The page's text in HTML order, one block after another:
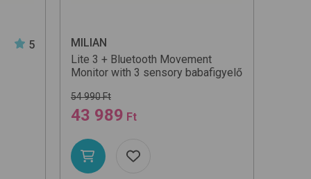
5
MILIAN
Lite 3 + Bluetooth Movement
Monitor with 3 sensory babafigyelő
54 990 Ft
43 989 Ft